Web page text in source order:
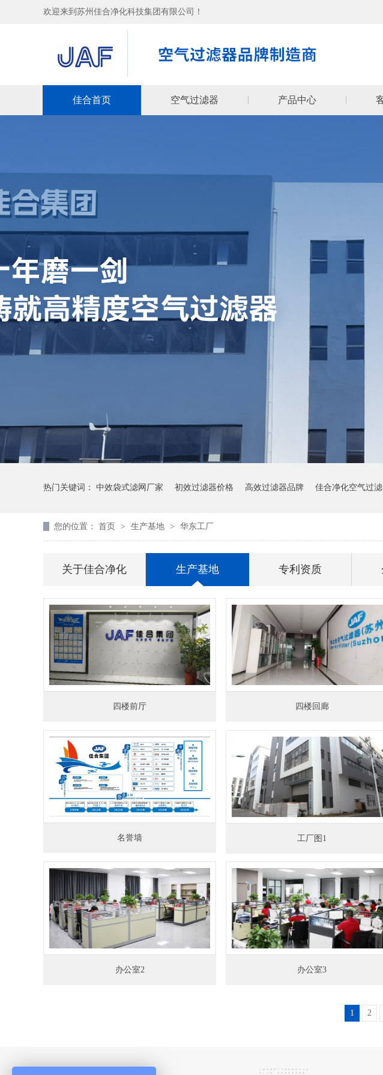
欢迎来到苏州佳合净化科技集团有限公司！
佳合首页 空气过滤器 产品中心
热门关键词： 中效袋式滤网厂家 初效过滤器价格 高效过滤器品牌 佳合净化空气过
您的位置： 首页 > 生产基地 > 华东工厂
关于佳合净化 生产基地 专利资质
四楼前厅 四楼回廊
名誉墙 工厂图1
办公室2 办公室3
1 2